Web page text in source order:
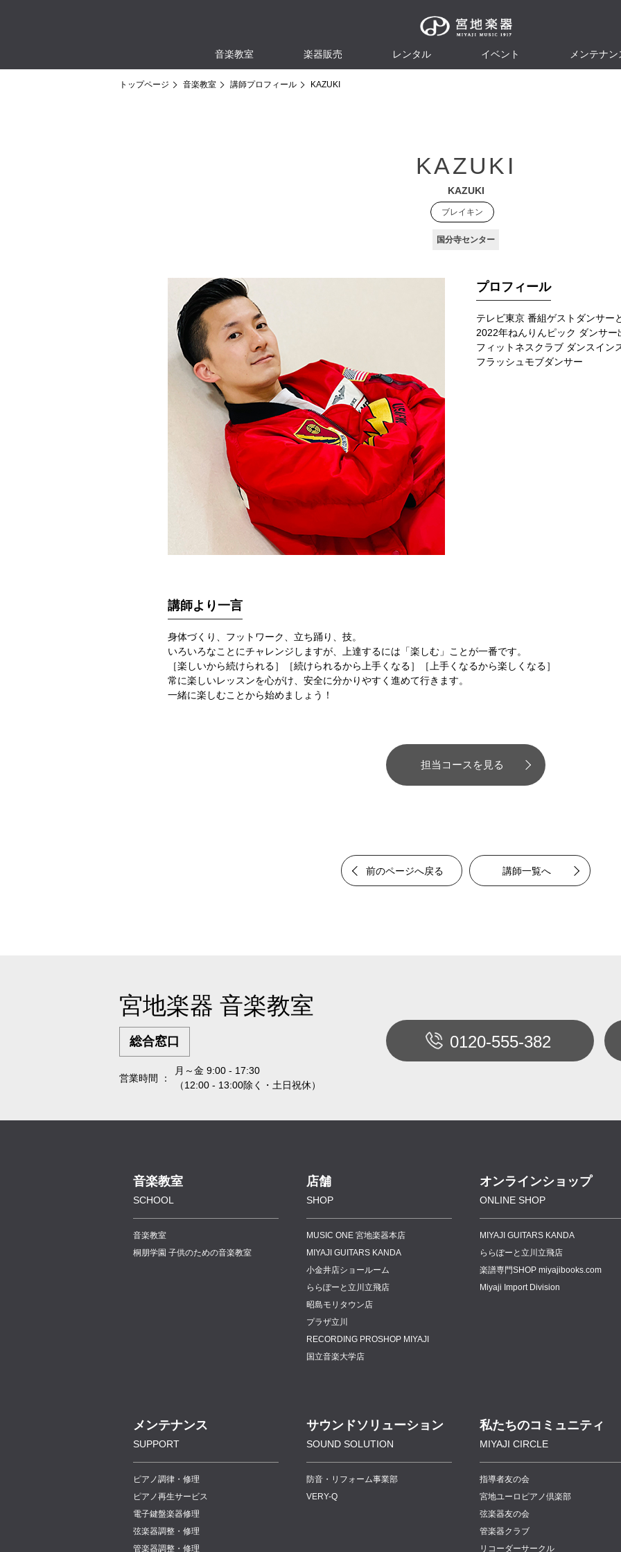
音楽教室 楽器販売 レンタル イベント メンテナン
トップページ 音楽教室 講師プロフィール KAZUKI
KAZUKI
KAZUKI
ブレイキン
国分寺センター
プロフィール
テレビ東京 番組ゲストダンサー
2022年ねんりんピック ダンサー
フィットネスクラブ ダンスイン
フラッシュモブダンサー
講師より一言
身体づくり、フットワーク、立ち踊り、技。
いろいろなことにチャレンジしますが、上達するには「楽しむ」ことが一番です。
［楽しいから続けられる］［続けられるから上手くなる］［上手くなるから楽しくなる］
常に楽しいレッスンを心がけ、安全に分かりやすく進めて行きます。
一緒に楽しむことから始めましょう！
担当コースを見る
前のページへ戻る 講師一覧へ
宮地楽器 音楽教室
総合窓口
営業時間 ：
月～金 9:00 - 17:30
（12:00 - 13:00除く・土日祝休）
0120-555-382
音楽教室
SCHOOL
音楽教室
桐朋学園 子供のための音楽教室
店舗
SHOP
MUSIC ONE 宮地楽器本店
MIYAJI GUITARS KANDA
小金井店ショールーム
ららぽーと立川立飛店
昭島モリタウン店
プラザ立川
RECORDING PROSHOP MIYAJI
国立音楽大学店
オンラインショップ
ONLINE SHOP
MIYAJI GUITARS KANDA
ららぽーと立川立飛店
楽譜専門SHOP miyajibooks.com
Miyaji Import Division
メンテナンス
SUPPORT
ピアノ調律・修理
ピアノ再生サービス
電子鍵盤楽器修理
弦楽器調整・修理
管楽器調整・修理
サウンドソリューション
SOUND SOLUTION
防音・リフォーム事業部
VERY-Q
私たちのコミュニティ
MIYAJI CIRCLE
指導者友の会
宮地ユーロピアノ倶楽部
弦楽器友の会
管楽器クラブ
リコーダーサークル